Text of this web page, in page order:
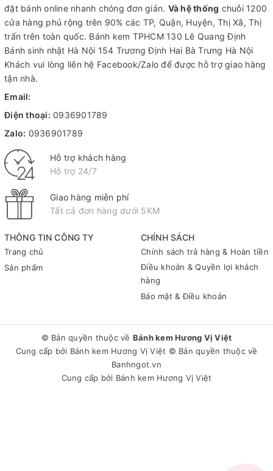
THÔNG TIN CÔNG TY
Trang chủ
Sản phẩm
CHÍNH SÁCH
Chính sách trả hàng & Hoàn tiền
Điều khoản & Quyền lợi khách
hàng
Bảo mật & Điều khoản
đặt bánh online nhanh chóng đơn giản. Và hệ thống chuỗi 1200
cửa hàng phủ rộng trên 90% các TP, Quận, Huyện, Thị Xã, Thị
trấn trên toàn quốc. Bánh kem TPHCM130 Lê Quang Định
Bánh sinh nhật Hà Nội 154 Trương Định Hai Bà Trưng Hà Nội
Khách vui lòng liên hệ Facebook/Zalo để được hỗ trợ giao hàng
tận nhà.
Email:
Điện thoại: 0936901789
Zalo: 0936901789
Hỗ trợ khách hàng
Hỗ trợ 24/7
Giao hàng miễn phí
Tất cả đơn hàng dưới 5KM
© Bản quyền thuộc về Bánh kem Hương Vị Việt
Cung cấp bởi Bánh kem Hương Vị Việt © Bản quyền thuộc về
Banhngot.vn
Cung cấp bởi Bánh kem Hương Vị Việt